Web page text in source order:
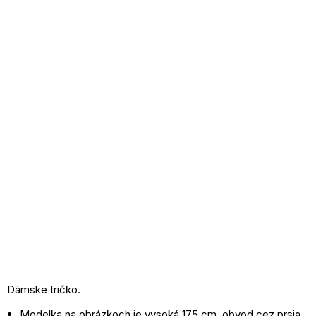
Dámske tričko.